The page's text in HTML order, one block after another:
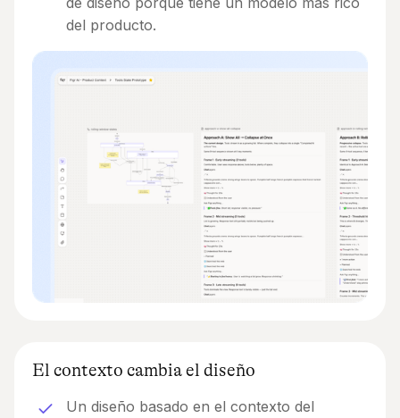
del producto.
El contexto cambia el diseño
Un diseño basado en el contexto del